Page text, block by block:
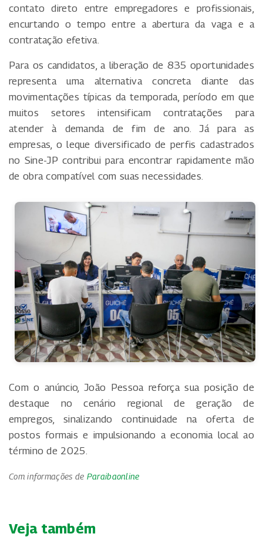
contato direto entre empregadores e profissionais,
encurtando o tempo entre a abertura da vaga e a
contratação efetiva.
Para os candidatos, a liberação de 835 oportunidades
representa uma alternativa concreta diante das
movimentações típicas da temporada, período em que
muitos setores intensificam contratações para
atender à demanda de fim de ano. Já para as
empresas, o leque diversificado de perfis cadastrados
no Sine-JP contribui para encontrar rapidamente mão
de obra compatível com suas necessidades.
Com o anúncio, João Pessoa reforça sua posição de
destaque no cenário regional de geração de
empregos, sinalizando continuidade na oferta de
postos formais e impulsionando a economia local ao
término de 2025.
Com informações de Paraibaonline
Veja também